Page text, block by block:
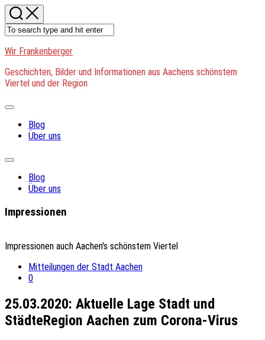
Skip
to
content
Wir Frankenberger
Geschichten, Bilder und Informationen aus Aachens schönstem
Viertel und der Region
Expand
Blog
Über uns
Expand
Blog
Über uns
Impressionen
Impressionen auch Aachen's schönstem Viertel
Mitteilungen der Stadt Aachen
0
25.03.2020: Aktuelle Lage Stadt und
StädteRegion Aachen zum Corona-Virus